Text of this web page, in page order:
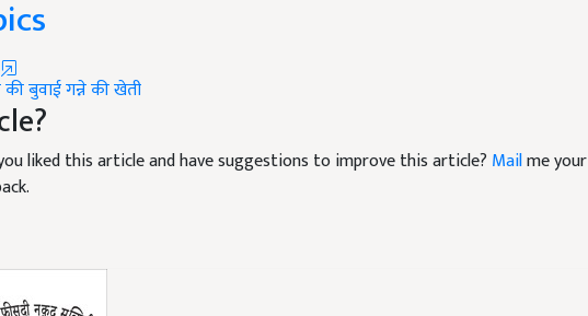
की बुवाईगन्ने की खेती
liked this article and have suggestions to improve this article? Mailme your